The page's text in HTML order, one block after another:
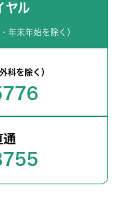
ヤル
年末年始を除く）
科を除く）
通